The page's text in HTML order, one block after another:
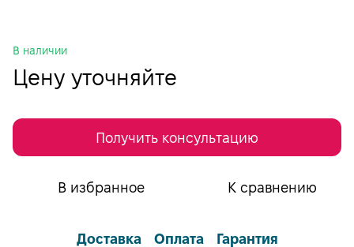
В наличии
Цену уточняйте
Получить консультацию
В избранное К сравнению
Доставка Оплата Гарантия